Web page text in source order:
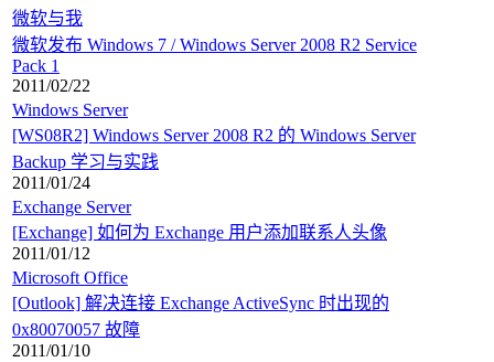
微软与我
微软发布 Windows 7 / Windows Server 2008 R2 Service
Pack 1
2011/02/22
Windows Server
[WS08R2] Windows Server 2008 R2 的 Windows Server
Backup 学习与实践
2011/01/24
Exchange Server
[Exchange] 如何为 Exchange 用户添加联系人头像
2011/01/12
Microsoft Office
[Outlook] 解决连接 Exchange ActiveSync 时出现的
0x80070057 故障
2011/01/10